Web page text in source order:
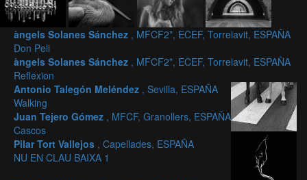
àngels Solanes Sánchez , MFCF2*, ECEF, Torrelavit, ESPAÑA
Don Peli
àngels Solanes Sánchez , MFCF2*, ECEF, Torrelavit, ESPAÑA
Reflexion
Antonio Talegón Meléndez , Sevilla, ESPAÑA
Walking
Juan Tejero Gómez , MFCF, Granollers, ESPAÑA
Cascos
Pilar Tort Vallejos , Capellades, ESPAÑA
NU EN CLAU BAIXA 1